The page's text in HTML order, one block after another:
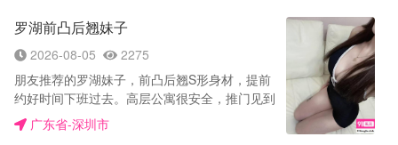
演……
服，她用着舌头轻轻的在我身上漫游，很痒，眼
神勾魂 ，一个跨下山峰看到了美美逼的忍不住的
舔了上去，她用着骚话让我继她的舌功太厉害
了，搞的我受不了，直接带上换我站地下后入，
看着老师的臀浪，以及骚话的不断勾引 忍不了一
点，直接使劲的射到妹妹的深处，好舒服啊 太爽
罗湖前凸后翘妹子
2026-08-05
2275
朋友推荐的罗湖妹子，前凸后翘S形身材，提前
约好时间下班过去。高层公寓很安全，推门见到
本人，长相漂亮，身材属于顶级！现金付完一起
洗澡，浴巾干净卫生。床上先吸她大奶，奶头又
广东省-深圳市